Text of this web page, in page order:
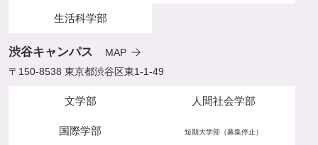
生活科学部
渋谷キャンパス
MAP
〒150-8538 東京都渋谷区東1-1-49
文学部 人間社会学部
国際学部 短期大学部（募集停止）